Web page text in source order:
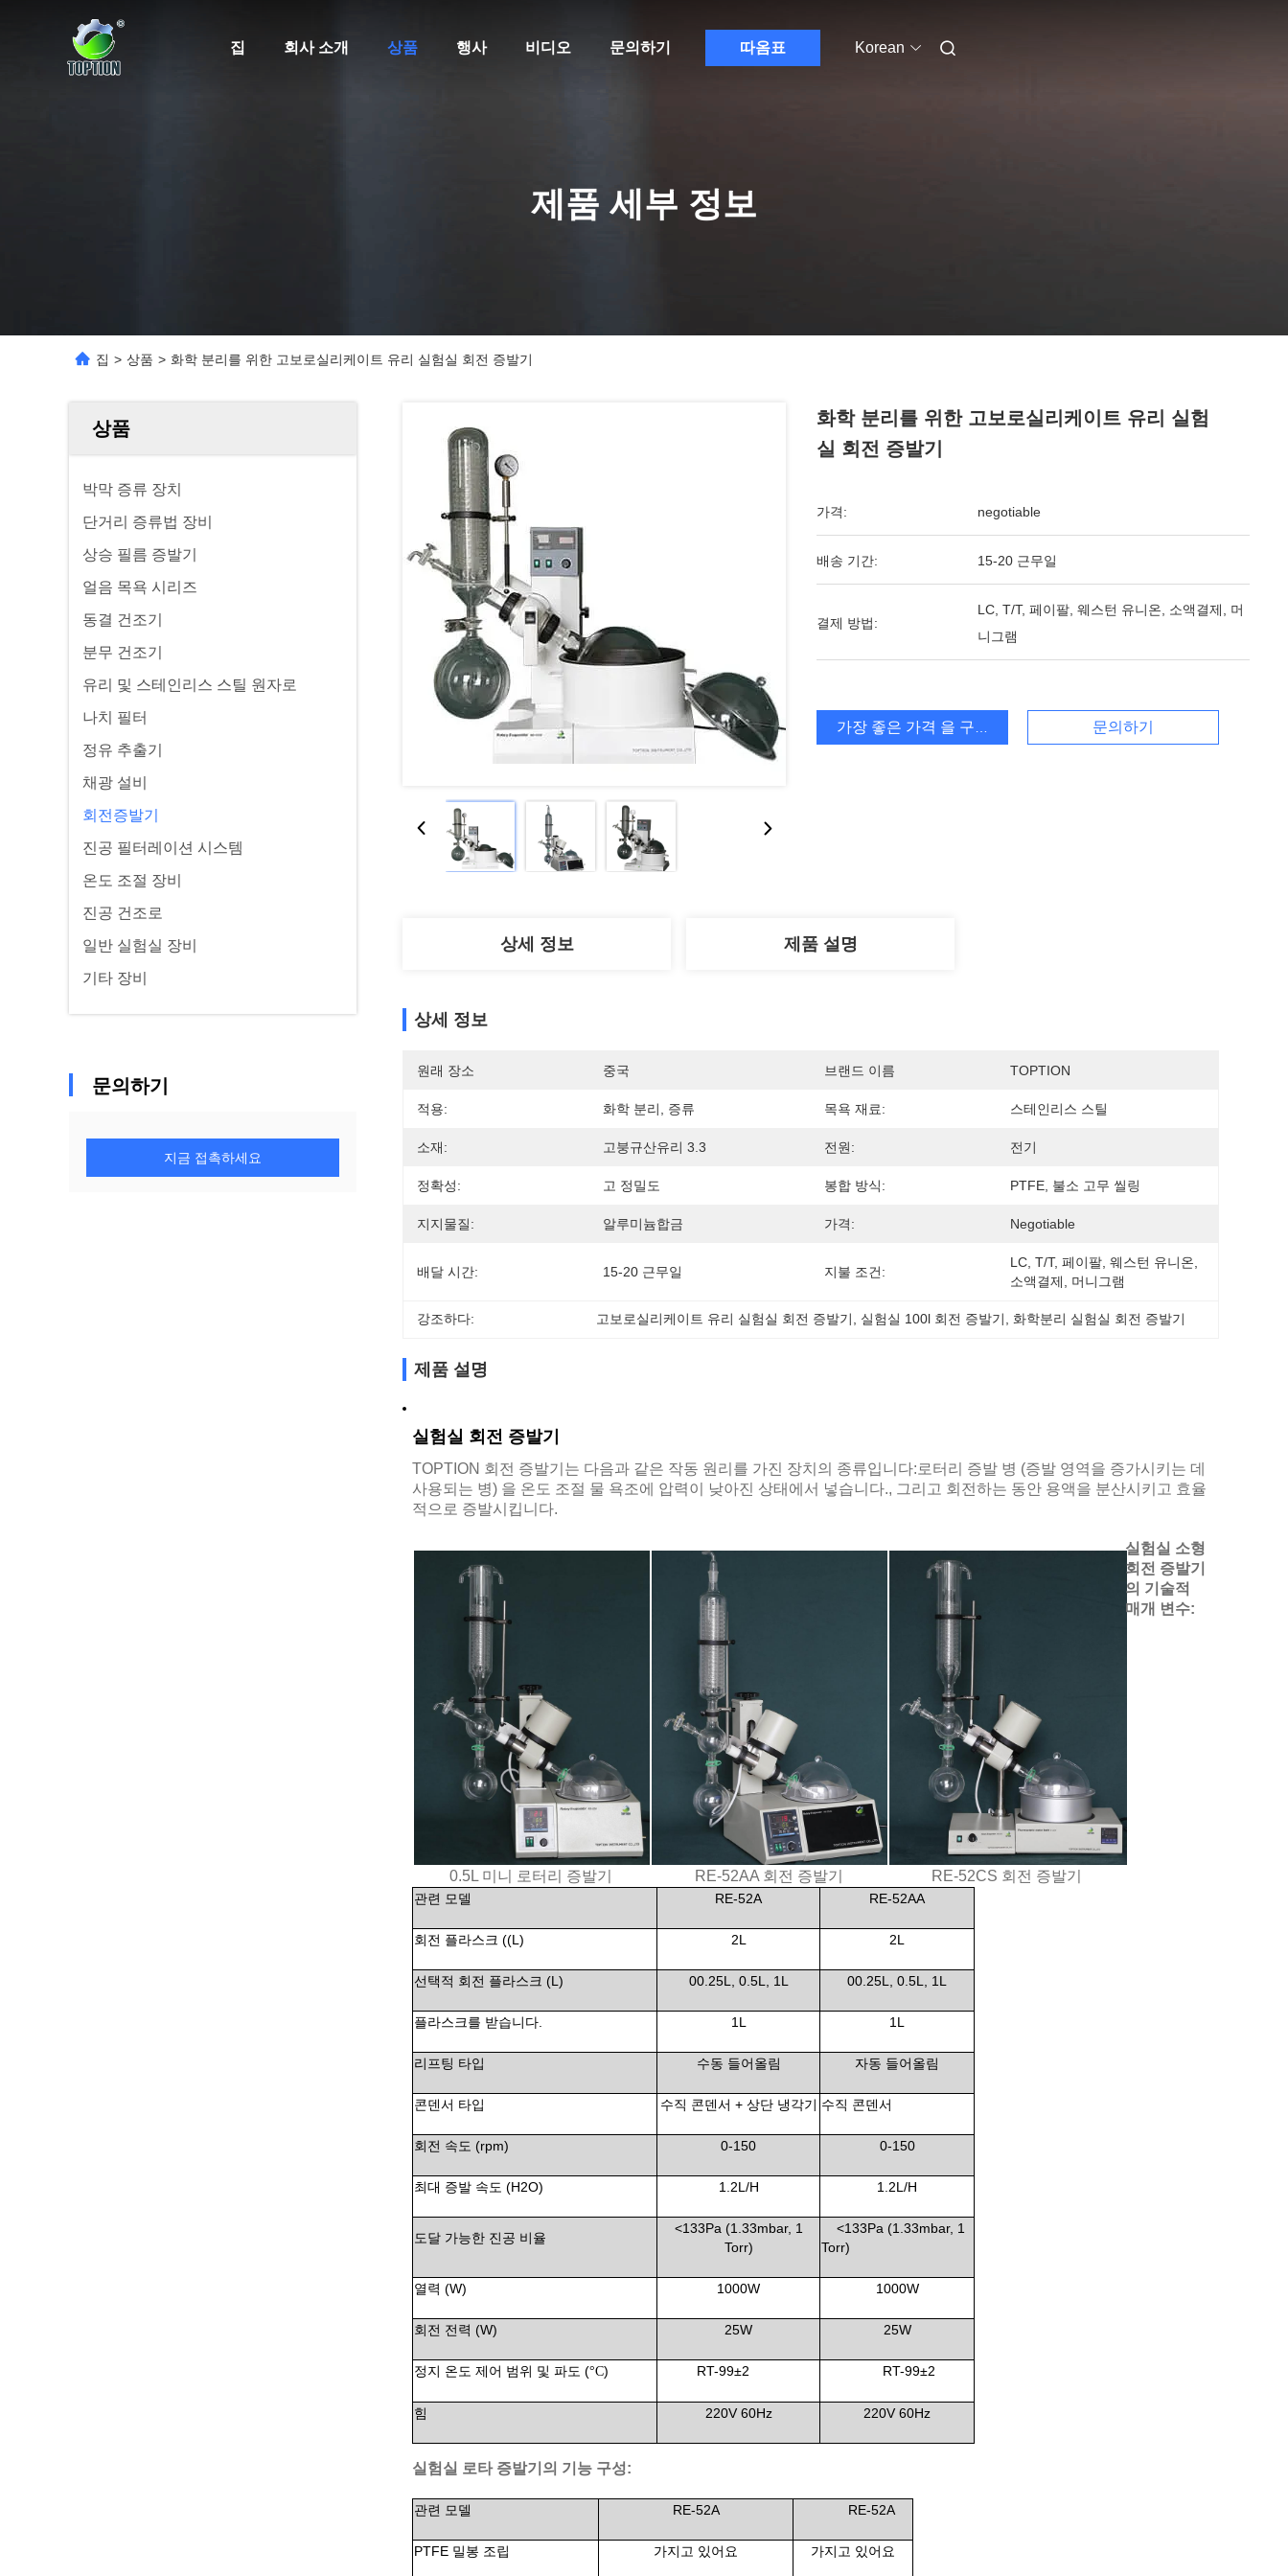
집 회사 소개 상품 행사 비디오 문의하기 따옴표 Korean
제품 세부 정보
집 > 상품 > 화학 분리를 위한 고보로실리케이트 유리 실험실 회전 증발기
상품
박막 증류 장치
단거리 증류법 장비
상승 필름 증발기
얼음 목욕 시리즈
동결 건조기
분무 건조기
유리 및 스테인리스 스틸 원자로
나치 필터
정유 추출기
채광 설비
회전증발기
진공 필터레이션 시스템
온도 조절 장비
진공 건조로
일반 실험실 장비
기타 장비
문의하기
지금 접촉하세요
화학 분리를 위한 고보로실리케이트 유리 실험
실 회전 증발기
가격: negotiable
배송 기간: 15-20 근무일
결제 방법:
LC, T/T, 페이팔, 웨스턴 유니온, 소액결제, 머
니그램
가장 좋은 가격 을 구하라 문의하기
상세 정보 제품 설명
상세 정보
원래 장소 중국 브랜드 이름 TOPTION
적용: 화학 분리, 증류 목욕 재료: 스테인리스 스틸
소재: 고붕규산유리 3.3 전원: 전기
정확성: 고 정밀도 봉합 방식: PTFE, 불소 고무 씰링
지지물질: 알루미늄합금 가격: Negotiable
배달 시간: 15-20 근무일 지불 조건:
LC, T/T, 페이팔, 웨스턴 유니온,
소액결제, 머니그램
강조하다: 고보로실리케이트 유리 실험실 회전 증발기 실험실 100l 회전 증발기 화학분리 실험실 회전 증발기
제품 설명
실험실 회전 증발기
TOPTION 회전 증발기는 다음과 같은 작동 원리를 가진 장치의 종류입니다:로터리 증발 병 (증발 영역을 증가시키는 데
사용되는 병) 을 온도 조절 물 욕조에 압력이 낮아진 상태에서 넣습니다., 그리고 회전하는 동안 용액을 분산시키고 효율
적으로 증발시킵니다.
0.5L 미니 로터리 증발기 RE-52AA 회전 증발기 RE-52CS 회전 증발기
실험실 소형
회전 증발기
의 기술적
매개 변수:
관련 모델 RE-52A RE-52AA
회전 플라스크 ((L) 2L 2L
선택적 회전 플라스크 (L) 00.25L, 0.5L, 1L 00.25L, 0.5L, 1L
플라스크를 받습니다. 1L 1L
리프팅 타입 수동 들어올림 자동 들어올림
콘덴서 타입 수직 콘덴서 + 상단 냉각기 수직 콘덴서
회전 속도 (rpm) 0-150 0-150
최대 증발 속도 (H2O) 1.2L/H 1.2L/H
도달 가능한 진공 비율
<133Pa (1.33mbar, 1
Torr)
<133Pa (1.33mbar, 1
Torr)
열력 (W) 1000W 1000W
회전 전력 (W) 25W 25W
정지 온도 제어 범위 및 파도 (°C) RT-99±2 RT-99±2
힘 220V 60Hz 220V 60Hz
실험실 로타 증발기의 기능 구성:
관련 모델 RE-52A RE-52A
PTFE 밀봉 조립 가지고 있어요 가지고 있어요